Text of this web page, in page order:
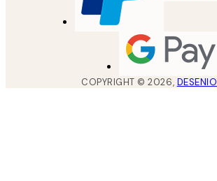
COPYRIGHT ©2026, DESENIO